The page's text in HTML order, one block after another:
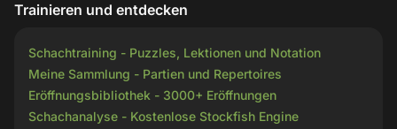
Trainieren und entdecken
Schachtraining - Puzzles, Lektionen und Notation
Meine Sammlung - Partien und Repertoires
Eröffnungsbibliothek - 3000+ Eröffnungen
Schachanalyse - Kostenlose Stockfish Engine